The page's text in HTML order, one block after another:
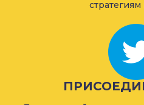
стратегиям